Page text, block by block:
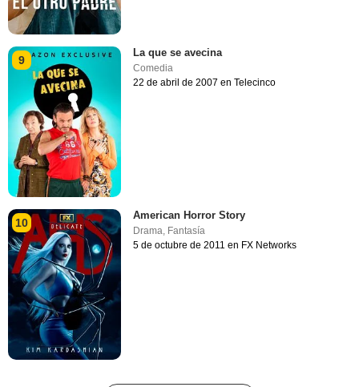
9
La que se avecina
Comedia
22 de abril de 2007 en Telecinco
10
American Horror Story
Drama, Fantasía
5 de octubre de 2011 en FX Networks